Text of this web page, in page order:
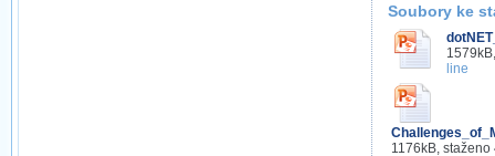
Soubory ke
line
1176kB,